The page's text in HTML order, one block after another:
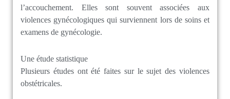
l’accouchement. Elles sont souvent associées aux
violences gynécologiques qui surviennent lors de soins et
examens de gynécologie.
Une étude statistique
Plusieurs études ont été faites sur le sujet des violences
obstétricales.